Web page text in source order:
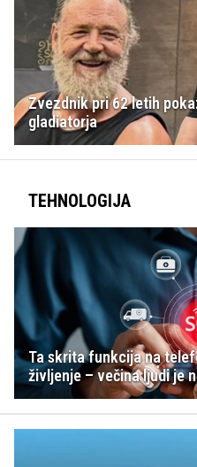
Zvezdnik pri 62 letih
gladiatorja
TEHNOLOGIJA
Ta skrita funkcija na
življenje – večina ljudi je